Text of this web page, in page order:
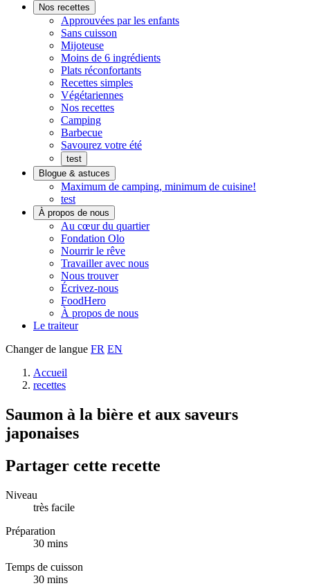
maison
à
manger
Nos recettes
Approuvées par les enfants
Sans cuisson
Mijoteuse
Moins de 6 ingrédients
Plats réconfortants
Recettes simples
Végétariennes
Nos recettes
Camping
Barbecue
Savourez votre été
test
Blogue & astuces
Maximum de camping, minimum de cuisine!
test
À propos de nous
Au cœur du quartierOn
Fondation Olo
Nourrir le rêve
Travailler avec nous
Nous trouver
Écrivez-nous
FoodHero
À propos de nous
Le traiteur
Changer de langue FR EN
Accueil
recettes
Saumon à la bière et aux saveurs
japonaises
Partager cette recette
Niveau
très facile
Préparation
30 mins
Temps de cuisson
30 mins